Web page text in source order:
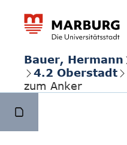
Bauer, Hermann
4.2 Oberstadt
zum Anker